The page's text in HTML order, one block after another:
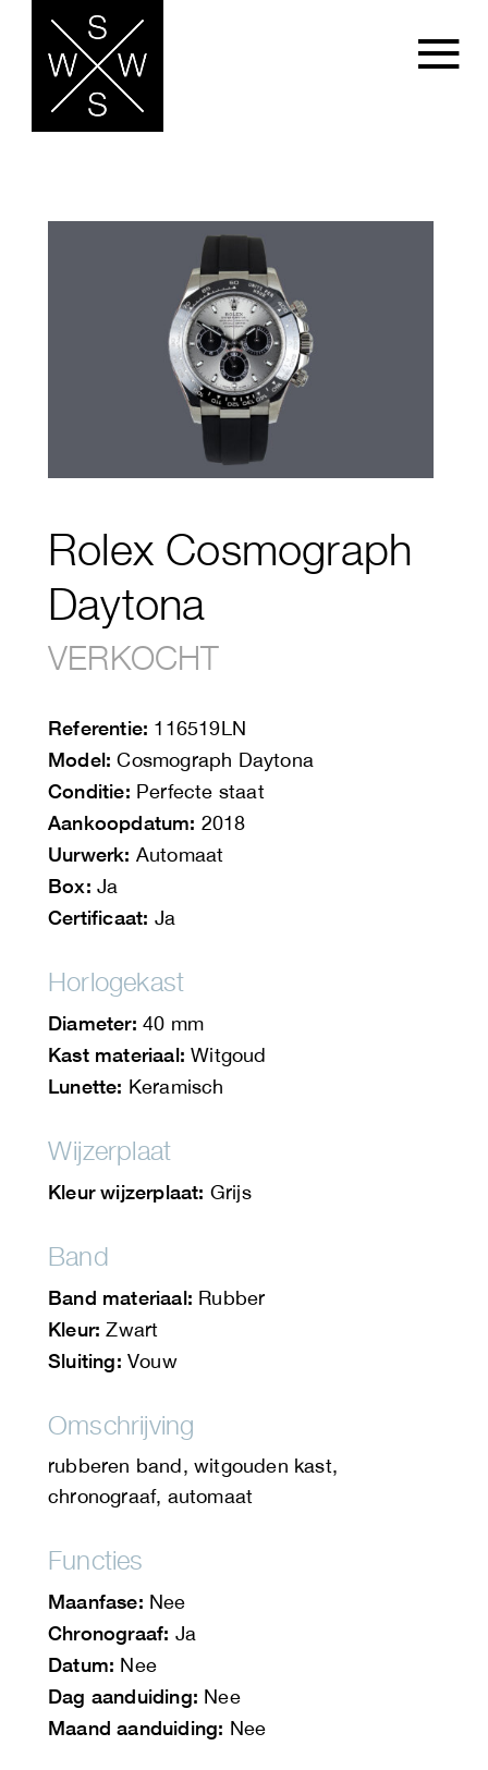
Rolex Cosmograph
Daytona
VERKOCHT
Referentie: 116519LN
Model: Cosmograph Daytona
Conditie: Perfecte staat
Aankoopdatum: 2018
Uurwerk: Automaat
Box: Ja
Certificaat: Ja
Horlogekast
Diameter: 40 mm
Kast materiaal: Witgoud
Lunette: Keramisch
Wijzerplaat
Kleur wijzerplaat: Grijs
Band
Band materiaal: Rubber
Kleur: Zwart
Sluiting: Vouw
Omschrijving
rubberen band, witgouden kast,
chronograaf, automaat
Functies
Maanfase: Nee
Chronograaf: Ja
Datum: Nee
Dag aanduiding: Nee
Maand aanduiding: Nee